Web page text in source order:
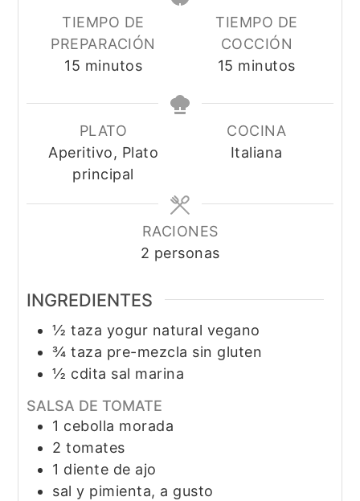
TIEMPO DE
PREPARACIÓN
15 minutos
minutos
TIEMPO DE
COCCIÓN
15 minutos
minutos
PLATO
Aperitivo, Plato
principal
COCINA
Italiana
RACIONES
2 personas
INGREDIENTES
½ taza yogur natural vegano
¾ taza pre-mezcla sin gluten
½ cdita sal marina
SALSA DE TOMATE
1 cebolla morada
2 tomates
1 diente de ajo
sal y pimienta, a gusto